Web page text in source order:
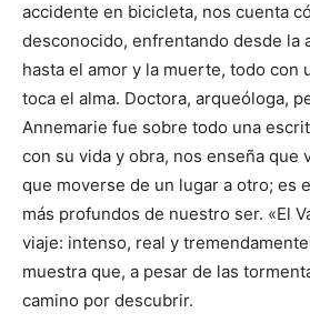
accidente en bicicleta, nos cuenta
desconocido, enfrentando desde la
hasta el amor y la muerte, todo con
toca el alma. Doctora, arqueóloga,
Annemarie fue sobre todo una
con su vida y obra, nos enseña que
que moverse de un lugar a otro; es
más profundos de nuestro ser. «El
viaje: intenso, real y
muestra que, a pesar de las
camino por descubrir.